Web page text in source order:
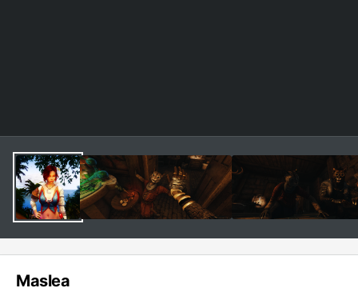
Maslea